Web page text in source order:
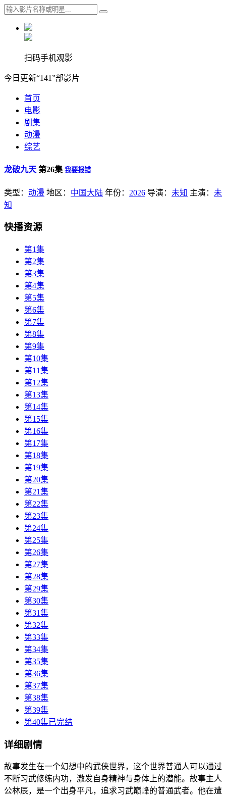
扫码手机观影
今日更新“141”部影片
首页
电影
剧集
动漫
综艺
龙破九天 第26集 我要报错
类型： 动漫 地区： 中国大陆 年份： 2026 导演： 未知 主演： 未
知
快播资源
第1集
第2集
第3集
第4集
第5集
第6集
第7集
第8集
第9集
第10集
第11集
第12集
第13集
第14集
第15集
第16集
第17集
第18集
第19集
第20集
第21集
第22集
第23集
第24集
第25集
第26集
第27集
第28集
第29集
第30集
第31集
第32集
第33集
第34集
第35集
第36集
第37集
第38集
第39集
第40集已完结
详细剧情
故事发生在一个幻想中的武侠世界，这个世界普通人可以通过
不断习武修练内功，激发自身精神与身体上的潜能。故事主人
公林辰，是一个出身平凡，追求习武巅峰的普通武者。他在遭